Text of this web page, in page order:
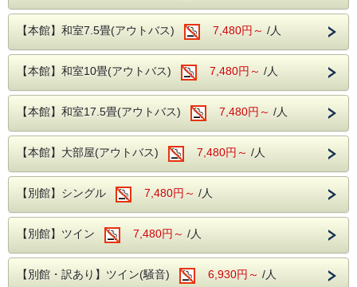
サワー、ハイボールなどの定番のアルコール類
生ビールや日本酒の地酒までが飲み放題となりセットでお楽
しみいただけます！
※近隣に、コンビニエンスストアがございます。
館内には、コインランドリーやカップ麺の自動販売機がご
ざいます。
ホテル奥久慈館はこれからも地元密着型で頑張ります！！
9
9月13日（日）～ 9月17日（木）
10月12日（月）～ 10月16日（金）
11月23日（月）～ 11月27日（金）
12月06日（日）～ 12月11日（金）
【注意事項】
※茨城県にお住まいの方限定のプランとなります。
チェックイン時に代表者の方は免許証や保険証など
ご住所が証明できるものをご提示ください。
※ご宿泊される方の中に県にお住まいの方がいらっしゃらな
通常のバイキングプランの料金となりますので、ご注意く
※本プランと各種優待券等の併用は出来ませんので、
予めご了承ください。
奥久慈館は
袋田の滝をはじめ、久慈川沿いの風光明媚な環境です。
4月中旬には桜、下旬から5月中旬に掛けては新緑が望めま
【本館】和室7.5畳(アウトバス) 7,480円～ /人
【本館】和室10畳(アウトバス) 7,480円～ /人
【本館】和室17.5畳(アウトバス) 7,480円～ /人
【本館】大部屋(アウトバス) 7,480円～ /人
【別館】シングル 7,480円～ /人
【別館】ツイン 7,480円～ /人
【別館・訳あり】ツイン(騒音) 6,930円～ /人